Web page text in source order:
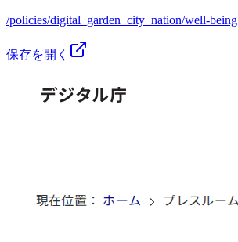
/policies/digital_garden_city_nation/well-being
保存を開く